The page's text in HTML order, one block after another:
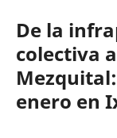
De la
colectiva
enero en